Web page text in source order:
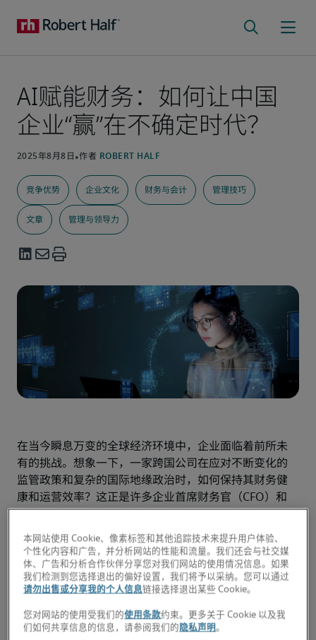
AI赋能财务：如何让中国
企业“赢”在不确定时代？
竞争优势 企业文化 财务与会计 管理技巧
文章 管理与领导力
在当今瞬息万变的全球经济环境中，企业面临着前所未
有的挑战。想象一下，一家跨国公司在应对不断变化的
监管政策和复杂的国际地缘政治时，如何保持其财务健
康和运营效率？这正是许多企业首席财务官（CFO）和
方法来应对这些挑战，还要推动企业在竞争激烈的市场
中实现可持续增长。
根据《全球财务智能化调研报告》，66%的中国企业已
经开始在财务领域积极应用人工智能（AI），这表明越
宏观经济不确定性的助力。(1) 由人工智能赋能的财务
团队，能够重塑企业在应对通货膨胀、利率波动等多重
本网站使用 Cookie、像素标签和其他追踪技术来提升用户体验、
个性化内容和广告，并分析网站的性能和流量。我们还会与社交媒
体、广告和分析合作伙伴分享您对我们网站的使用情况信息。如果
我们检测到您选择退出的偏好设置，我们将予以采纳。您可以通过
请勿出售或分享我的个人信息链接选择退出某些 Cookie。
您对网站的使用受我们的使用条款约束。更多关于 Cookie 以及我
们如何共享信息的信息，请参阅我们的 隐私声明。